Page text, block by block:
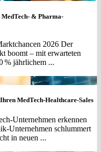
& Pharma-
2026 Der
boomt – mit erwarteten
% jährlichem ...
MedTech-Healthcare-Sales
Unternehmen erkennen
Unternehmen schlummert
in neuen ...